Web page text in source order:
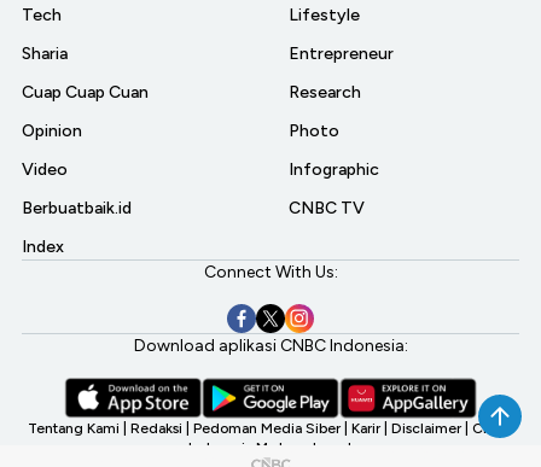
Tech
Sharia
Cuap Cuap Cuan
Opinion
Video
Berbuatbaik.id
Index
Lifestyle
Entrepreneur
Research
Photo
Infographic
CNBC TV
Connect With Us:
Download aplikasi CNBC Indonesia:
Tentang Kami Redaksi Pedoman Media Siber Karir Disclaimer CNBC
Indonesia My Investment